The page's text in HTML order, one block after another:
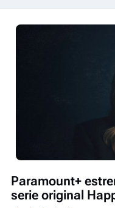
Paramount+
serie original